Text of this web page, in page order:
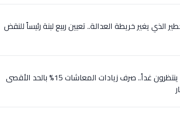
الذي يغير خريطة العدالة.. تعيين ربيع لبنة رئيساً للنقض
عاجل: 11.5 مليون مستفيد ينتظرون غداً.. صرف زيادات المعاشات 15% بالحد الأقصى